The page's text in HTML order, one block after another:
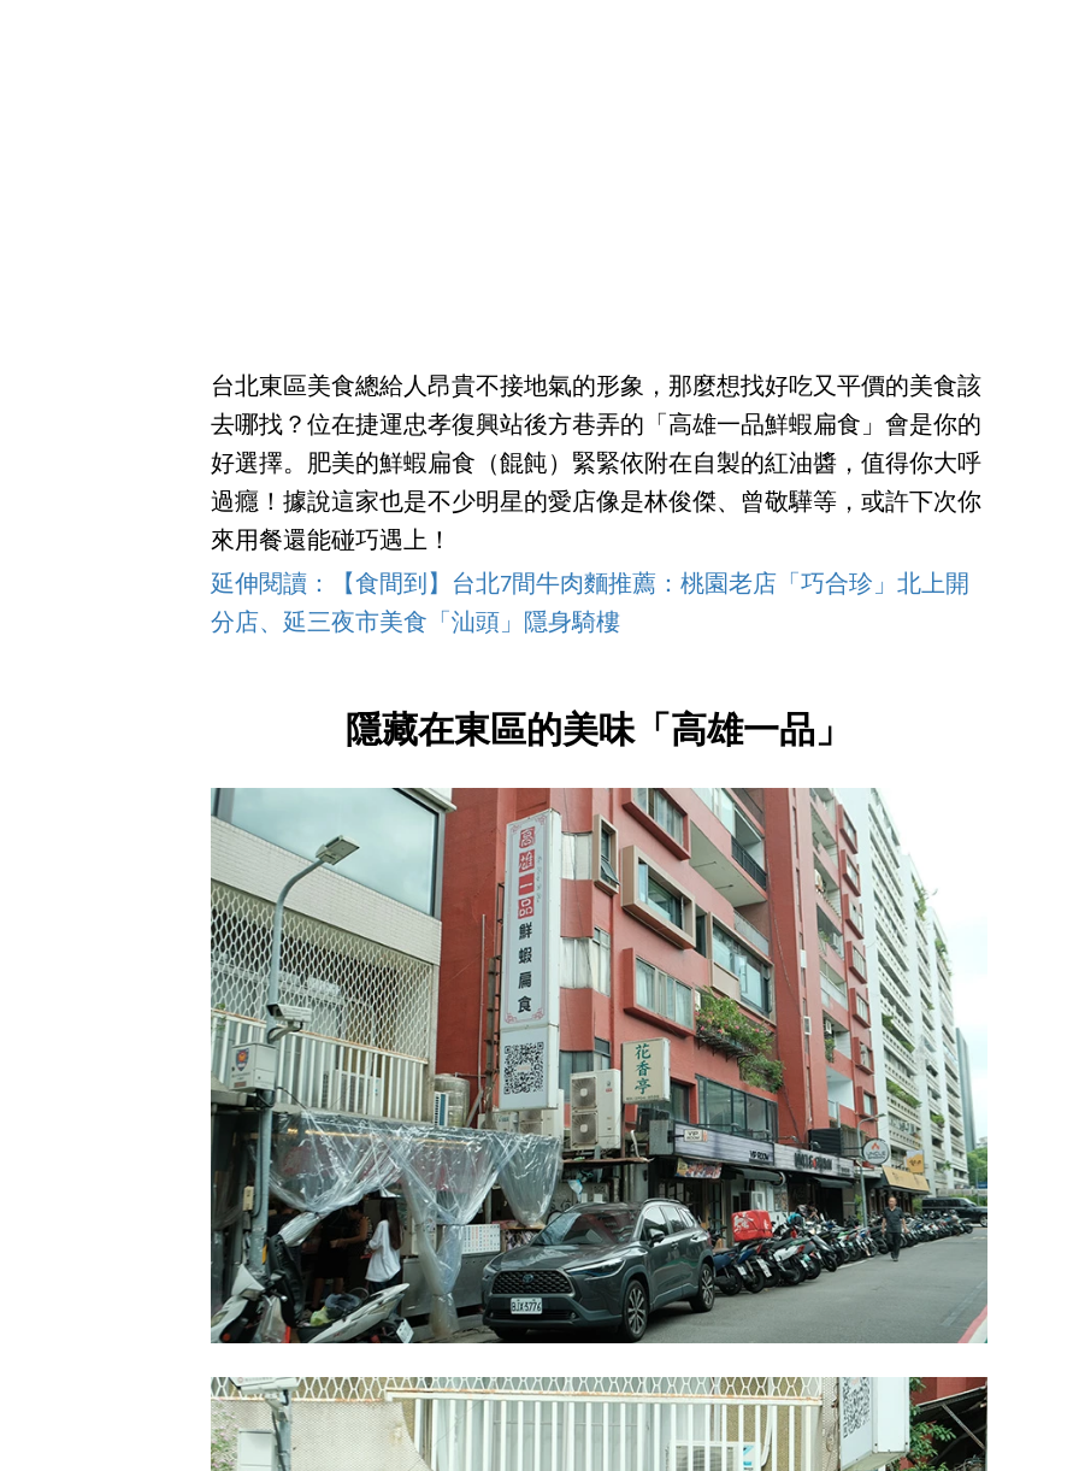
台北東區美食總給人昂貴不接地氣的形象，那麼想找好吃又平價的美食該
去哪找？位在捷運忠孝復興站後方巷弄的「高雄一品鮮蝦扁食」會是你的
好選擇。肥美的鮮蝦扁食（餛飩）緊緊依附在自製的紅油醬，值得你大呼
過癮！據說這家也是不少明星的愛店像是林俊傑、曾敬驊等，或許下次你
來用餐還能碰巧遇上！
延伸閱讀：【食間到】台北7間牛肉麵推薦：桃園老店「巧合珍」北上開
分店、延三夜市美食「汕頭」隱身騎樓
隱藏在東區的美味「高雄一品」